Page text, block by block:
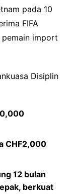
pada 10
FIFA
import
Disiplin
CHF2,000
12 bulan
berkuat